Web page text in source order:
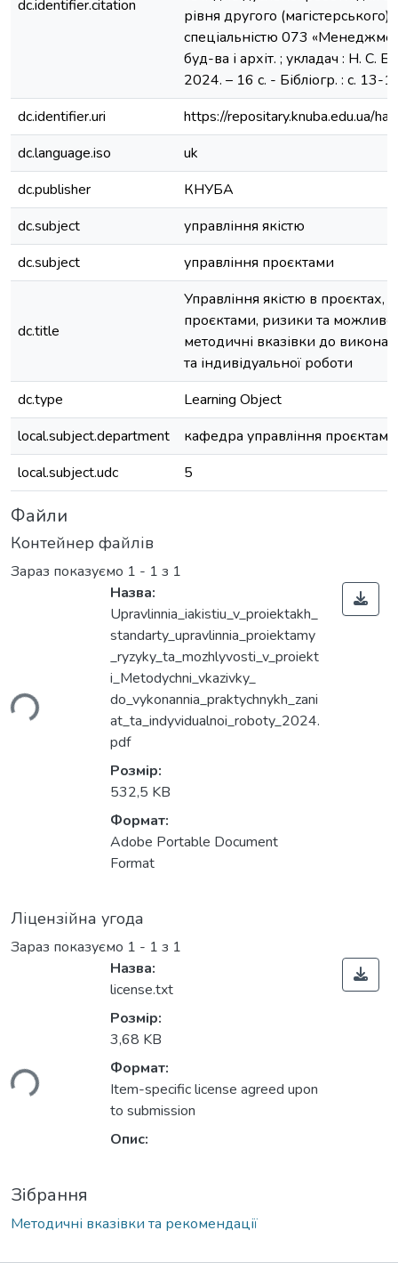
dc.identifier.citation
рівня другого (магістерського)
спеціальністю 073
буд-ва і архіт. ; укладач : Н. С.
2024. – 16 с. - Бібліогр. : с. 13-
dc.identifier.uri
https://repositary.knuba.edu.ua/
dc.language.iso
uk
dc.publisher
КНУБА
dc.subject
управління якістю
dc.subject
управління проєктами
dc.title
Управління якістю в проєктах,
проєктами, ризики та
методичні вказівки до
та індивідуальної роботи
dc.type
Learning Object
local.subject.department
кафедра управління проєктами
local.subject.udc
5
Файли
Контейнер файлів
Зараз показуємо 1 - 1 з 1
Назва:
Upravlinnia_iakistiu_v_proiektakh_
standarty_upravlinnia_proiektamy
_ryzyky_ta_mozhlyvosti_v_proiekt
i_Metodychni_vkazivky_
do_vykonannia_praktychnykh_zani
at_ta_indyvidualnoi_roboty_2024.
pdf
Розмір:
532,5 KB
Формат:
Adobe Portable Document
Format
Ліцензійна угода
Зараз показуємо 1 - 1 з 1
Назва:
license.txt
Розмір:
3,68 KB
Формат:
Item-specific license agreed upon
to submission
Опис:
Зібрання
Методичні вказівки та рекомендації